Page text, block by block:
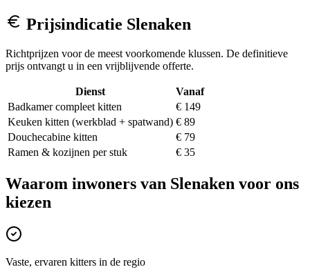
Prijsindicatie Slenaken
Richtprijzen voor de meest voorkomende klussen. De definitieve
prijs ontvangt u in een vrijblijvende offerte.
Dienst
Vanaf
Badkamer compleet kitten
€ 149
Keuken kitten (werkblad + spatwand) € 89
Douchecabine kitten
€ 79
Ramen & kozijnen per stuk
€ 35
Waarom inwoners van Slenaken voor ons
kiezen
Vaste, ervaren kitters in de regio